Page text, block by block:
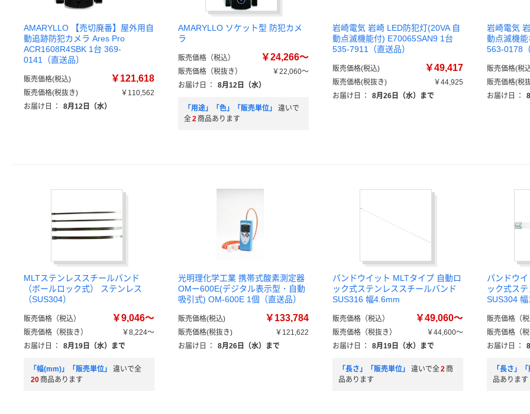
AMARYLLO 【売切廃番】屋外用自
動追跡防犯カメラ Ares Pro
ACR1608R4SBK 1台 369-
0141（直送品）
販売価格(税込) ￥121,618
販売価格(税抜き)
￥110,562
お届け日
： 8月12日（水）
AMARYLLO ソケット型 防犯カメ
ラ
販売価格（税込） ￥24,266～
販売価格（税抜き）
￥22,060～
お届け日
： 8月12日（水）
「用途」「色」「販売単位」
違いで
全2 商品あります
岩崎電気 岩崎 LED防犯灯(20VA 自
動点滅機能付) E70065SAN9 1台
535-7911（直送品）
販売価格(税込) ￥49,417
販売価格(税抜き)
￥44,925
お届け日
： 8月26日（水）まで
岩崎電気
動点滅機
563-0178
販売価格(税
販売価格(税
お届け日
：
MLTステンレススチールバンド
（ボールロック式） ステンレス
（SUS304）
販売価格（税込） ￥9,046～
販売価格（税抜き）
￥8,224～
お届け日
： 8月19日（水）まで
「幅(mm)」「販売単位」
違いで全
20 商品あります
光明理化学工業 携帯式酸素測定器
OMー600E(デジタル表示型・自動
吸引式) OM-600E 1個（直送品）
販売価格(税込) ￥133,784
販売価格(税抜き)
￥121,622
お届け日
： 8月26日（水）まで
パンドウイット MLTタイプ 自動ロ
ック式ステンレススチールバンド
SUS316 幅4.6mm
販売価格（税込） ￥49,060～
販売価格（税抜き）
￥44,600～
お届け日
： 8月19日（水）まで
「長さ」「販売単位」 違いで全2 商
品あります
パンドウ
ック式ス
SUS304
販売価格（
販売価格（
お届け日
：
「長さ」
品あります